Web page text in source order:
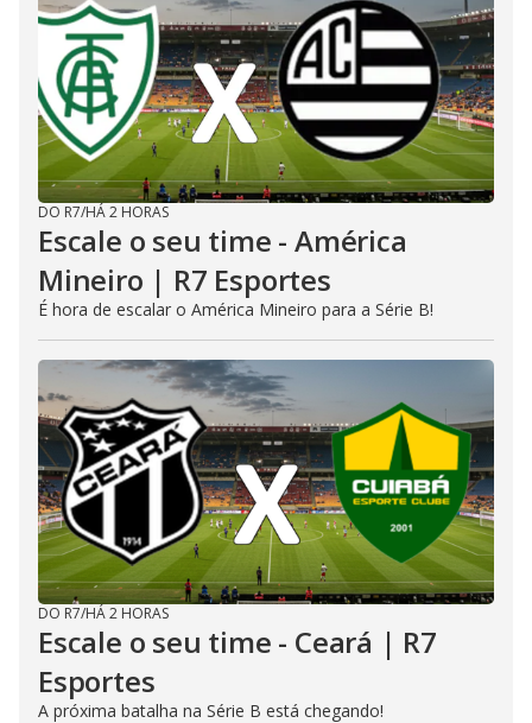
DO R7/HÁ 2 HORAS
Escale o seu time - América
Mineiro | R7 Esportes
É hora de escalar o América Mineiro para a Série B!
DO R7/HÁ 2 HORAS
Escale o seu time - Ceará | R7
Esportes
A próxima batalha na Série B está chegando!